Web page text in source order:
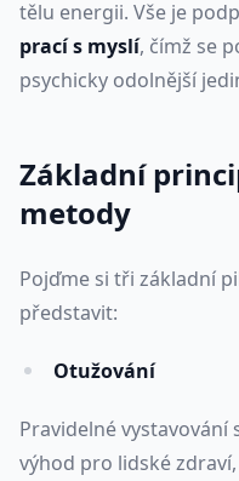
tělu energii. Vše je
prací s myslí, čímž se
psychicky odolnější
Základní
metody
Pojďme si tři základní
představit:
Otužování
Pravidelné vystavování
výhod pro lidské